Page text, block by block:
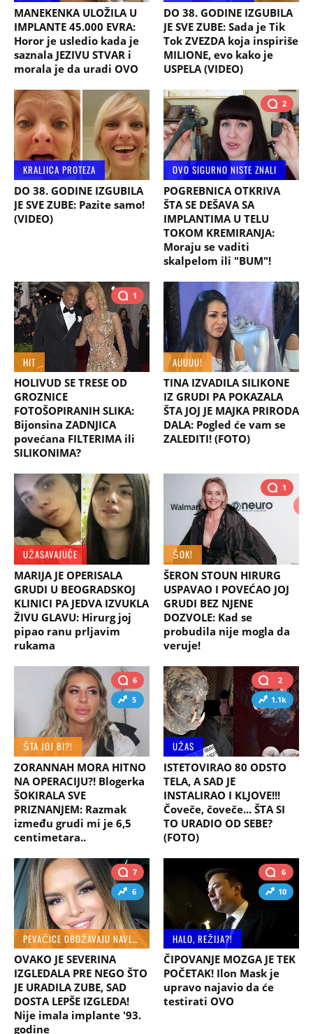
MANEKENKA ULOŽILA U
IMPLANTE 45.000 EVRA:
Horor je usledio kada je
saznala JEZIVU STVAR i
morala je da uradi OVO
DO 38. GODINE IZGUBILA
JE SVE ZUBE: Sada je Tik
Tok ZVEZDA koja inspiriše
MILIONE, evo kako je
USPELA (VIDEO)
KRALJICA PROTEZA
DO 38. GODINE IZGUBILA
JE SVE ZUBE: Pazite samo!
(VIDEO)
2
OVO SIGURNO NISTE ZNALI
POGREBNICA OTKRIVA
ŠTA SE DEŠAVA SA
IMPLANTIMA U TELU
TOKOM KREMIRANJA:
Moraju se vaditi
skalpelom ili "BUM"!
1
HIT
HOLIVUD SE TRESE OD
GROZNICE
FOTOŠOPIRANIH SLIKA:
Bijonsina ZADNJICA
povećana FILTERIMA ili
SILIKONIMA?
AUUUU!
TINA IZVADILA SILIKONE
IZ GRUDI PA POKAZALA
ŠTA JOJ JE MAJKA PRIRODA
DALA: Pogled će vam se
ZALEDITI! (FOTO)
UŽASAVAJUĆE
MARIJA JE OPERISALA
GRUDI U BEOGRADSKOJ
KLINICI PA JEDVA IZVUKLA
ŽIVU GLAVU: Hirurg joj
pipao ranu prljavim
rukama
1
ŠOK!
ŠERON STOUN HIRURG
USPAVAO I POVEĆAO JOJ
GRUDI BEZ NJENE
DOZVOLE: Kad se
probudila nije mogla da
veruje!
6
5
ŠTA JOJ BI?!
ZORANNAH MORA HITNO
NA OPERACIJU?! Blogerka
ŠOKIRALA SVE
PRIZNANJEM: Razmak
između grudi mi je 6,5
centimetara..
2
1.1k
UŽAS
ISTETOVIRAO 80 ODSTO
TELA, A SAD JE
INSTALIRAO I KLJOVE!!!
Čoveče, čoveče... ŠTA SI
TO URADIO OD SEBE?
(FOTO)
7
6
PEVAČICE OBOŽAVAJU NAVLAKE
OVAKO JE SEVERINA
IZGLEDALA PRE NEGO ŠTO
JE URADILA ZUBE, SAD
DOSTA LEPŠE IZGLEDA!
Nije imala implante '93.
godine
6
10
HALO, REŽIJA?!
ČIPOVANJE MOZGA JE TEK
POČETAK! Ilon Mask je
upravo najavio da će
testirati OVO